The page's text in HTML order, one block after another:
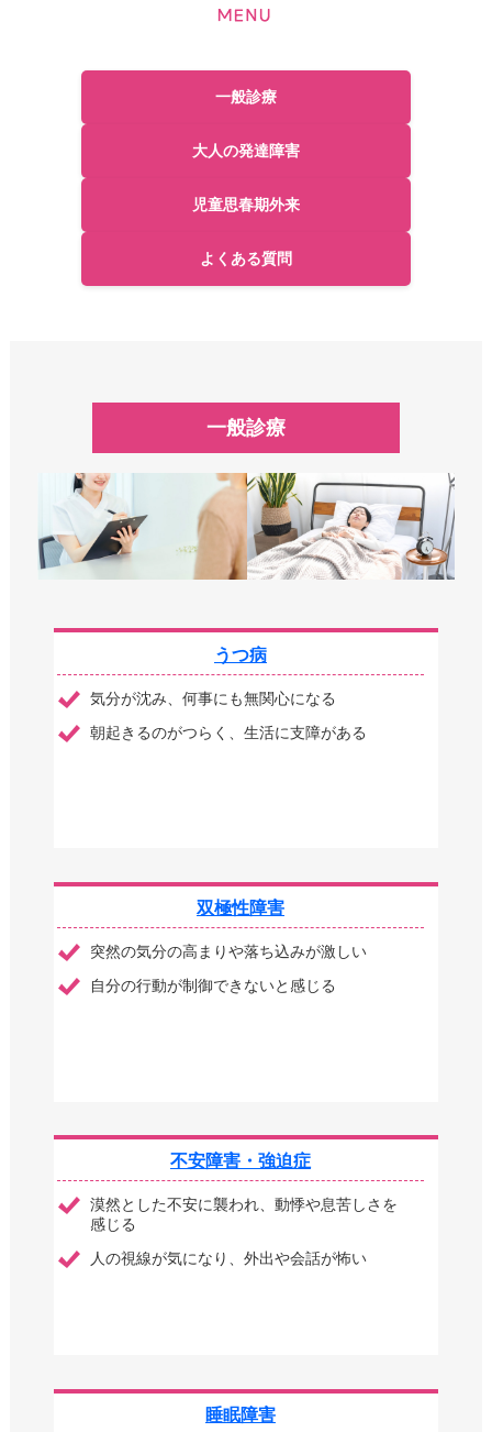
一般診療
大人の発達障害
児童思春期外来
よくある質問
一般診療
うつ病
気分が沈み、何事にも無関心になる
朝起きるのがつらく、生活に支障がある
双極性障害
突然の気分の高まりや落ち込みが激しい
自分の行動が制御できないと感じる
不安障害・強迫症
漠然とした不安に襲われ、動悸や息苦しさを
感じる
人の視線が気になり、外出や会話が怖い
睡眠障害